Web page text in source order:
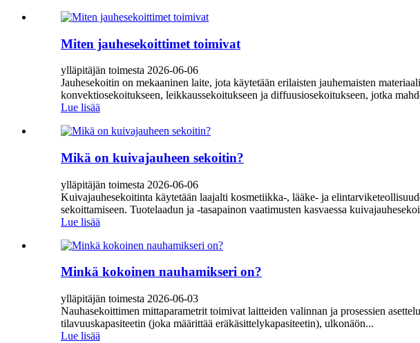
Miten jauhesekoittimet toimivat
ylläpitäjän toimesta 2026-06-06
Jauhesekoitin on mekaaninen laite, jota käytetään erilaisten jauhemaisten
konvektiosekoitukseen, leikkaussekoitukseen ja diffuusiosekoitukseen, jotka
Lue lisää
Mikä on kuivajauheen sekoitin?
ylläpitäjän toimesta 2026-06-06
Kuivajauhesekoitinta käytetään laajalti kosmetiikka-, lääke- ja
sekoittamiseen. Tuotelaadun ja -tasapainon vaatimusten kasvaessa
Lue lisää
Minkä kokoinen nauhamikseri on?
ylläpitäjän toimesta 2026-06-03
Nauhasekoittimen mittaparametrit toimivat laitteiden valinnan ja prosessien
tilavuuskapasiteetin (joka määrittää eräkäsittelykapasiteetin), ulkonäön...
Lue lisää